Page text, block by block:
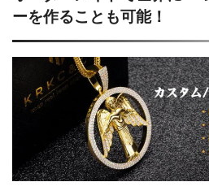
ーを作ることも可能！